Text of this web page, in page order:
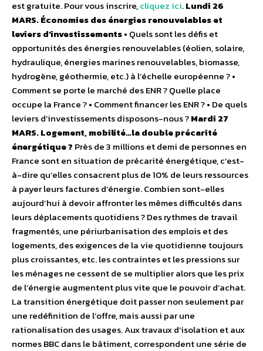
est gratuite. Pour vous inscrire,cliquez ici.Lundi 26
MARS. Économies des énergies renouvelables et
leviers d’investissements• Quels sont les défis et
opportunités des énergies renouvelables (éolien, solaire,
hydraulique, énergies marines renouvelables, biomasse,
hydrogène, géothermie, etc.) à l’échelle européenne ? •
Comment se porte le marché des ENR ? Quelle place
occupe la France ? • Comment financer les ENR ? • De quels
leviers d’investissements disposons-nous ?Mardi 27
MARS. Logement, mobilité…la double précarité
énergétique ? Près de 3 millions et demi de personnes en
France sont en situation de précarité énergétique, c’est-
à-dire qu’elles consacrent plus de 10% de leurs ressources
à payer leurs factures d’énergie. Combien sont-elles
aujourd’hui à devoir affronter les mêmes difficultés dans
leurs déplacements quotidiens ? Des rythmes de travail
fragmentés, une périurbanisation des emplois et des
logements, des exigences de la vie quotidienne toujours
plus croissantes, etc. les contraintes et les pressions sur
les ménages ne cessent de se multiplier alors que les prix
de l’énergie augmentent plus vite que le pouvoir d’achat.
La transition énergétique doit passer non seulement par
une redéfinition de l’offre, mais aussi par une
rationalisation des usages. Aux travaux d’isolation et aux
normes BBC dans le bâtiment, correspondent une série de